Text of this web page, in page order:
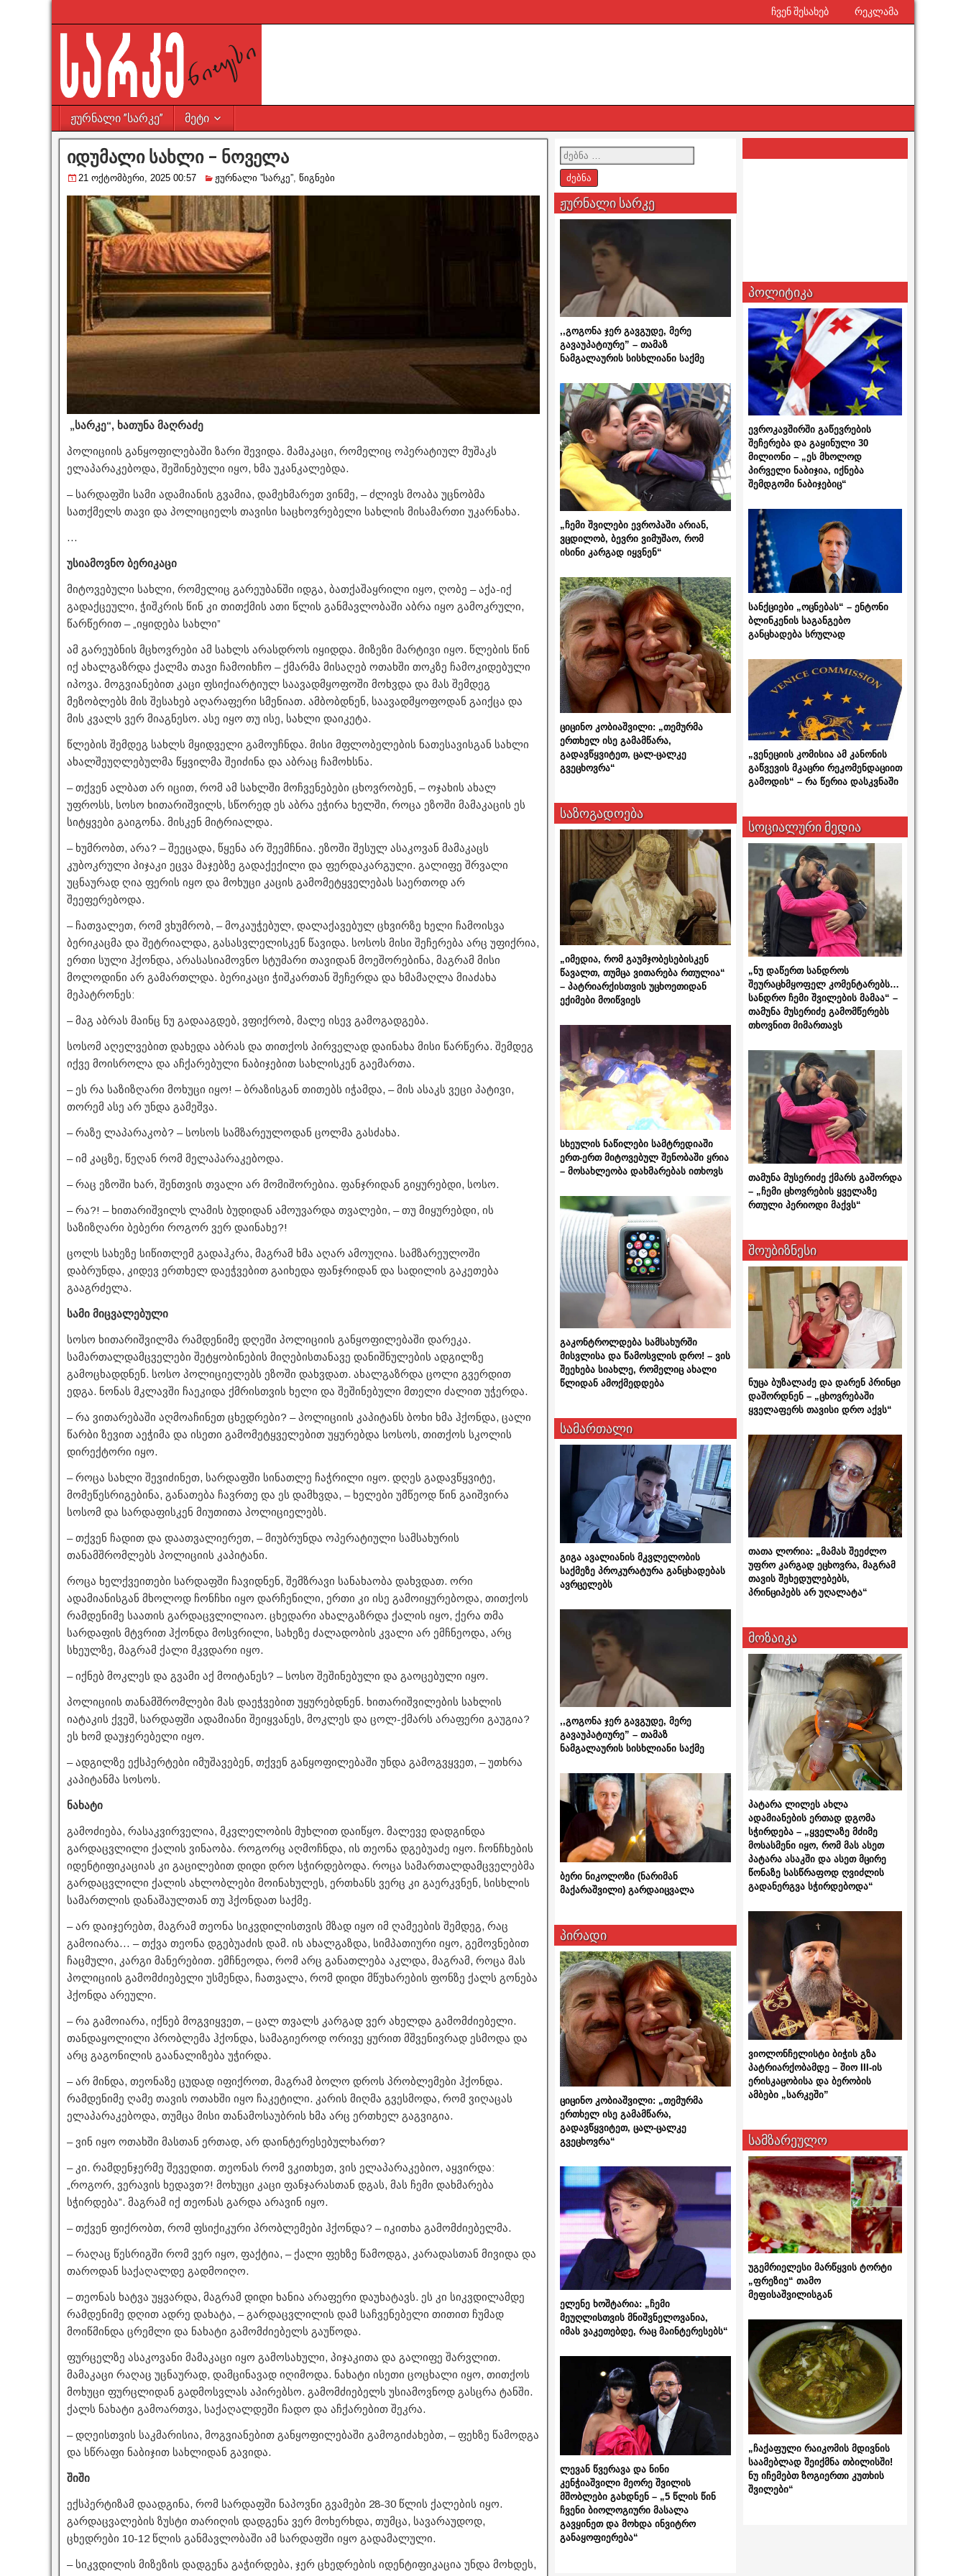
ჩვენ შესახებ რეკლამა
ჟურნალი ”სარკე” მეტი
იდუმალი სახლი – ნოველა
21 ოქტომბერი, 2025 00:57 ჟურნალი ”სარკე”, წიგნები
„სარკე“, ხათუნა მაღრაძე
პოლიციის განყოფილებაში ზარი შევიდა. მამაკაცი, რომელიც ოპერატიულ მუშაკს
ელაპარაკებოდა, შეშინებული იყო, ხმა უკანკალებდა.
– სარდაფში სამი ადამიანის გვამია, დამეხმარეთ ვინმე, – ძლივს მოაბა უცნობმა
სათქმელს თავი და პოლიციელს თავისი საცხოვრებელი სახლის მისამართი უკარნახა.
…
უსიამოვნო ბერიკაცი
მიტოვებული სახლი, რომელიც გარეუბანში იდგა, ბათქაშაყრილი იყო, ღობე – აქა-იქ
გადაქცეული, ჭიშკრის წინ კი თითქმის ათი წლის განმავლობაში აბრა იყო გამოკრული,
წარწერით – „იყიდება სახლი”
ამ გარეუბნის მცხოვრები ამ სახლს არასდროს იყიდდა. მიზეზი მარტივი იყო. წლების წინ
იქ ახალგაზრდა ქალმა თავი ჩამოიხჩო – ქმარმა მისაღებ ოთახში თოკზე ჩამოკიდებული
იპოვა. მოგვიანებით კაცი ფსიქიარტიულ საავადმყოფოში მოხვდა და მას შემდეგ
მეზობლებს მის შესახებ აღარაფერი სმენიათ. ამბობდნენ, საავადმყოფოდან გაიქცა და
მის კვალს ვერ მიაგნესო. ასე იყო თუ ისე, სახლი დაიკეტა.
წლების შემდეგ სახლს მყიდველი გამოუჩნდა. მისი მფლობელების ნათესავისგან სახლი
ახალშეუღლებულმა წყვილმა შეიძინა და აბრაც ჩამოხსნა.
– თქვენ ალბათ არ იცით, რომ ამ სახლში მოჩვენებები ცხოვრობენ, – ოჯახის ახალ
უფროსს, სოსო ხითარიშვილს, სწორედ ეს აბრა ეჭირა ხელში, როცა ეზოში მამაკაცის ეს
სიტყვები გაიგონა. მისკენ მიტრიალდა.
– ხუმრობთ, არა? – შეეცადა, წყენა არ შეემჩნია. ეზოში შესულ ასაკოვან მამაკაცს
კუბოკრული პიჯაკი ეცვა მაჯებზე გადაქექილი და ფერდაკარგული. გალიფე შრვალი
უცნაურად ღია ფერის იყო და მოხუცი კაცის გამომეტყველებას საერთოდ არ
შეეფერებოდა.
– ჩათვალეთ, რომ ვხუმრობ, – მოკაუჭებულ, დალაქავებულ ცხვირზე ხელი ჩამოისვა
ბერიკაცმა და შეტრიალდა, გასასვლელისკენ წავიდა. სოსოს მისი შეჩერება არც უფიქრია,
ერთი სული ჰქონდა, არასასიამოვნო სტუმარი თავიდან მოეშორებინა, მაგრამ მისი
მოლოდინი არ გამართლდა. ბერიკაცი ჭიშკართან შეჩერდა და ხმამაღლა მიაძახა
მეპატრონეს:
– მაგ აბრას მაინც ნუ გადააგდებ, ვფიქრობ, მალე ისევ გამოგადგება.
სოსომ აღელვებით დახედა აბრას და თითქოს პირველად დაინახა მისი წარწერა. შემდეგ
იქვე მოისროლა და აჩქარებული ნაბიჯებით სახლისკენ გაემართა.
– ეს რა საზიზღარი მოხუცი იყო! – ბრაზისგან თითებს იჭამდა, – მის ასაკს ვეცი პატივი,
თორემ ასე არ უნდა გამეშვა.
– რაზე ლაპარაკობ? – სოსოს სამზარეულოდან ცოლმა გასძახა.
– იმ კაცზე, წეღან რომ მელაპარაკებოდა.
– რაც ეზოში ხარ, შენთვის თვალი არ მომიშორებია. ფანჯრიდან გიყურებდი, სოსო.
– რა?! – ხითარიშვილს ლამის ბუდიდან ამოუვარდა თვალები, – თუ მიყურებდი, ის
საზიზღარი ბებერი როგორ ვერ დაინახე?!
ცოლს სახეზე სიწითლემ გადაჰკრა, მაგრამ ხმა აღარ ამოუღია. სამზარეულოში
დაბრუნდა, კიდევ ერთხელ დაეჭვებით გაიხედა ფანჯრიდან და სადილის გაკეთება
გააგრძელა.
სამი მიცვალებული
სოსო ხითარიშვილმა რამდენიმე დღეში პოლიციის განყოფილებაში დარეკა.
სამართალდამცველები შეტყობინების მიღებისთანავე დანიშნულების ადგილზე
გამოცხადდნენ. სოსო პოლიციელებს ეზოში დახვდათ. ახალგაზრდა ცოლი გვერდით
ედგა. ნონას მკლავში ჩაეკიდა ქმრისთვის ხელი და შეშინებული მთელი ძალით უჭერდა.
– რა ვითარებაში აღმოაჩინეთ ცხედრები? – პოლიციის კაპიტანს ბოხი ხმა ჰქონდა, ცალი
წარბი ზევით აეჭიმა და ისეთი გამომეტყველებით უყურებდა სოსოს, თითქოს სკოლის
დირექტორი იყო.
– როცა სახლი შევიძინეთ, სარდაფში სინათლე ჩაჭრილი იყო. დღეს გადავწყვიტე,
მომეწესრიგებინა, განათება ჩავრთე და ეს დამხვდა, – ხელები უმწეოდ წინ გაიშვირა
სოსომ და სარდაფისკენ მიუთითა პოლიციელებს.
– თქვენ ჩადით და დაათვალიერეთ, – მიუბრუნდა ოპერატიული სამსახურის
თანამშრომლებს პოლიციის კაპიტანი.
როცა ხელქვეითები სარდაფში ჩავიდნენ, შემზრავი სანახაობა დახვდათ. ორი
ადამიანისგან მხოლოდ ჩონჩხი იყო დარჩენილი, ერთი კი ისე გამოიყურებოდა, თითქოს
რამდენიმე საათის გარდაცვლილიაო. ცხედარი ახალგაზრდა ქალის იყო, ქერა თმა
სარდაფის მტვრით ჰქონდა მოსვრილი, სახეზე ძალადობის კვალი არ ემჩნეოდა, არც
სხეულზე, მაგრამ ქალი მკვდარი იყო.
– იქნებ მოკლეს და გვამი აქ მოიტანეს? – სოსო შეშინებული და გაოცებული იყო.
პოლიციის თანამშრომლები მას დაეჭვებით უყურებდნენ. ხითარიშვილების სახლის
იატაკის ქვეშ, სარდაფში ადამიანი შეიყვანეს, მოკლეს და ცოლ-ქმარს არაფერი გაუგია?
ეს ხომ დაუჯერებელი იყო.
– ადგილზე ექსპერტები იმუშავებენ, თქვენ განყოფილებაში უნდა გამოგვყვეთ, – უთხრა
კაპიტანმა სოსოს.
ნახატი
გამოძიება, რასაკვირველია, მკვლელობის მუხლით დაიწყო. მალევე დადგინდა
გარდაცვლილი ქალის ვინაობა. როგორც აღმოჩნდა, ის თეონა დგებუაძე იყო. ჩონჩხების
იდენტიფიკაციას კი გაცილებით დიდი დრო სჭირდებოდა. როცა სამართალდამცველებმა
გარდაცვლილი ქალის ახლობლები მოინახულეს, ერთხანს ვერც კი გაერკვნენ, სისხლის
სამართლის დანაშაულთან თუ ჰქონდათ საქმე.
– არ დაიჯერებთ, მაგრამ თეონა სიკვდილისთვის მზად იყო იმ ღამეების შემდეგ, რაც
გამოიარა… – თქვა თეონა დგებუაძის დამ. ის ახალგაზდა, სიმპათიური იყო, გემოვნებით
ჩაცმული, კარგი მანერებით. ემჩნეოდა, რომ არც განათლება აკლდა, მაგრამ, როცა მას
პოლიციის გამომძიებელი უსმენდა, ჩათვალა, რომ დიდი მწუხარების ფონზე ქალს გონება
ჰქონდა არეული.
– რა გამოიარა, იქნებ მოგვიყვეთ, – ცალ თვალს კარგად ვერ ახელდა გამომძიებელი.
თანდაყოლილი პრობლემა ჰქონდა, სამაგიეროდ ორივე ყურით მშვენივრად ესმოდა და
არც გაგონილის გაანალიზება უჭირდა.
– არ მინდა, თეონაზე ცუდად იფიქროთ, მაგრამ ბოლო დროს პრობლემები ჰქონდა.
რამდენიმე ღამე თავის ოთახში იყო ჩაკეტილი. კარის მიღმა გვესმოდა, რომ ვიღაცას
ელაპარაკებოდა, თუმცა მისი თანამოსაუბრის ხმა არც ერთხელ გაგვიგია.
– ვინ იყო ოთახში მასთან ერთად, არ დაინტერესებულხართ?
– კი. რამდენჯერმე შევედით. თეონას რომ ვკითხეთ, ვის ელაპარაკებიო, აყვირდა:
„როგორ, ვერავის ხედავთ?! მოხუცი კაცი ფანჯარასთან დგას, მას ჩემი დახმარება
სჭირდება”. მაგრამ იქ თეონას გარდა არავინ იყო.
– თქვენ ფიქრობთ, რომ ფსიქიკური პრობლემები ჰქონდა? – იკითხა გამომძიებელმა.
– რაღაც წესრიგში რომ ვერ იყო, ფაქტია, – ქალი ფეხზე წამოდგა, კარადასთან მივიდა და
თაროდან საქაღალდე გადმოიღო.
– თეონას ხატვა უყვარდა, მაგრამ დიდი ხანია არაფერი დაუხატავს. ეს კი სიკვდილამდე
რამდენიმე დღით ადრე დახატა, – გარდაცვლილის დამ საჩვენებელი თითით ჩუმად
მოიწმინდა ცრემლი და ნახატი გამომძიებელს გაუწოდა.
ფურცელზე ასაკოვანი მამაკაცი იყო გამოსახული, პიჯაკითა და გალიფე შარვლით.
მამაკაცი რაღაც უცნაურად, დამცინავად იღიმოდა. ნახატი ისეთი ცოცხალი იყო, თითქოს
მოხუცი ფურცლიდან გადმოსვლას აპირებსო. გამომძიებელს უსიამოვნოდ გასცრა ტანში.
ქალს ნახატი გამოართვა, საქაღალდეში ჩადო და აჩქარებით შეკრა.
– დღეისთვის საკმარისია, მოგვიანებით განყოფილებაში გამოგიძახებთ, – ფეხზე წამოდგა
და სწრაფი ნაბიჯით სახლიდან გავიდა.
შიში
ექსპერტიზამ დაადგინა, რომ სარდაფში ნაპოვნი გვამები 28-30 წლის ქალების იყო.
გარდაცვალების ზუსტი თარიღის დადგენა ვერ მოხერხდა, თუმცა, სავარაუდოდ,
ცხედრები 10-12 წლის განმავლობაში ამ სარდაფში იყო გადამალული.
– სიკვდილის მიზეზის დადგენა გაჭირდება, ჯერ ცხედრების იდენტიფიკაცია უნდა მოხდეს,
ჟურნალი სარკე
,,გოგონა ჯერ გავგუდე, მერე
გავაუპატიურე” – თამაზ
ნამგალაურის სისხლიანი საქმე
„ჩემი შვილები ევროპაში არიან,
ვცდილობ, ბევრი ვიმუშაო, რომ
ისინი კარგად იყვნენ“
ციცინო კობიაშვილი: „თემურმა
ერთხელ ისე გამამწარა,
გადავწყვიტეთ, ცალ-ცალკე
გვეცხოვრა“
საზოგადოება
„იმედია, რომ გაუმჯობესებისკენ
წავალთ, თუმცა ვითარება რთულია“
– პატრიარქისთვის უცხოეთიდან
ექიმები მოიწვიეს
სხეულის ნაწილები სამტრედიაში
ერთ-ერთ მიტოვებულ შენობაში ყრია
– მოსახლეობა დახმარებას ითხოვს
გაკონტროლდება სამსახურში
მისვლისა და წამოსვლის დრო! – ვის
შეეხება სიახლე, რომელიც ახალი
წლიდან ამოქმედდება
სამართალი
გიგა ავალიანის მკვლელობის
საქმეზე პროკურატურა განცხადებას
ავრცელებს
,,გოგონა ჯერ გავგუდე, მერე
გავაუპატიურე” – თამაზ
ნამგალაურის სისხლიანი საქმე
ბერი ნიკოლოზი (ნარიმან
მაქარაშვილი) გარდაიცვალა
პირადი
ციცინო კობიაშვილი: „თემურმა
ერთხელ ისე გამამწარა,
გადავწყვიტეთ, ცალ-ცალკე
გვეცხოვრა“
ელენე ხოშტარია: „ჩემი
მეუღლისთვის მნიშვნელოვანია,
იმას ვაკეთებდე, რაც მაინტერესებს“
ლევან წვერავა და ნინი
კენჭიაშვილი მეორე შვილის
მშობლები გახდნენ – „5 წლის წინ
ჩვენი ბიოლოგიური მასალა
გავყინეთ და მოხდა ინვიტრო
განაყოფიერება“
პოლიტიკა
ევროკავშირში გაწევრების
შეჩერება და გაყინული 30
მილიონი – „ეს მხოლოდ
პირველი ნაბიჯია, იქნება
შემდგომი ნაბიჯებიც“
სანქციები „ოცნებას“ – ენტონი
ბლინკენის საგანგებო
განცხადება სრულად
„ვენეციის კომისია ამ კანონის
გაწვევის მკაცრი რეკომენდაციით
გამოდის“ – რა წერია დასკვნაში
სოციალური მედია
„ნუ დაწერთ სანდროს
შეურაცხმყოფელ კომენტარებს…
სანდრო ჩემი შვილების მამაა“ –
თამუნა მუსერიძე გამომწერებს
თხოვნით მიმართავს
თამუნა მუსერიძე ქმარს გაშორდა
– „ჩემი ცხოვრების ყველაზე
რთული პერიოდი მაქვს“
შოუბიზნესი
ნუცა ბუზალაძე და დარენ პრინცი
დაშორდნენ – „ცხოვრებაში
ყველაფერს თავისი დრო აქვს“
თათა ლორია: „მამას შეეძლო
უფრო კარგად ეცხოვრა, მაგრამ
თავის შეხედულებებს,
პრინციპებს არ უღალატა“
მოზაიკა
პატარა ლილეს ახლა
ადამიანების ერთად დგომა
სჭირდება – „ყველაზე მძიმე
მოსასმენი იყო, რომ მას ასეთ
პატარა ასაკში და ასეთ მცირე
წონაზე სასწრაფოდ ღვიძლის
გადანერგვა სჭირდებოდა“
ვიოლონჩელისტი ბიჭის გზა
პატრიარქობამდე – შიო III-ის
ერისკაცობისა და ბერობის
ამბები „სარკეში”
სამზარეულო
უგემრიელესი მარწყვის ტორტი
„ფრეზიე“ თამო
მეფისაშვილისგან
„ჩაქაფული რაიკომის მდივნის
საამებლად შეიქმნა თბილისში!
ნუ იჩემებთ ზოგიერთი კუთხის
შვილები“